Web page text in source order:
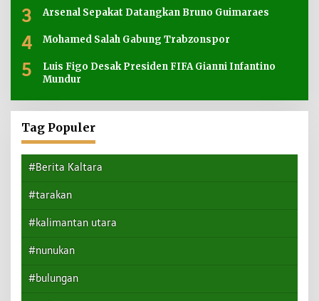
3 Arsenal Sepakat Datangkan Bruno Guimaraes
4 Mohamed Salah Gabung Trabzonspor
5
Luis Figo Desak Presiden FIFA Gianni Infantino
Mundur
Tag Populer
#Berita Kaltara
#tarakan
#kalimantan utara
#nunukan
#bulungan